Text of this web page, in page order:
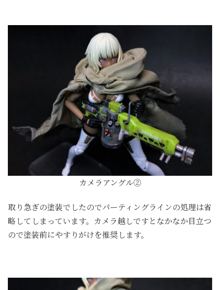
カメラアングル②
取り急ぎの塗装でしたのでパーティングラインの処理は省
略してしまっています。カメラ越しですとなかなか目立つ
ので塗装前にやすりがけを推奨します。